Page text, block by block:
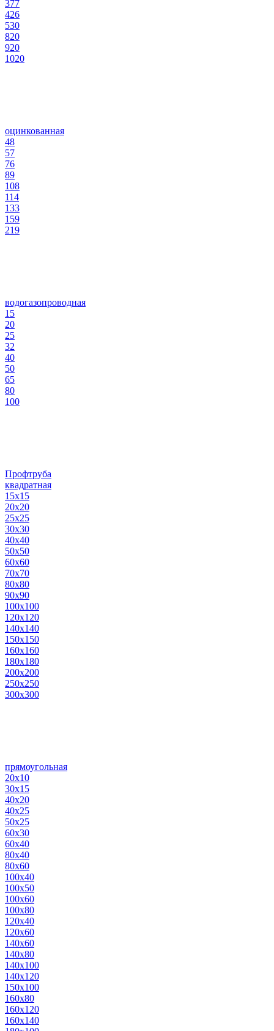
377
426
530
820
920
1020
оцинкованная
48
57
76
89
108
114
133
159
219
водогазопроводная
15
20
25
32
40
50
65
80
100
Профтруба
квадратная
15х15
20х20
25х25
30х30
40х40
50х50
60х60
70х70
80х80
90х90
100х100
120х120
140х140
150х150
160х160
180х180
200х200
250х250
300х300
прямоугольная
20х10
30х15
40х20
40х25
50х25
60х30
60х40
80х40
80х60
100х40
100х50
100х60
100х80
120х40
120х60
140х60
140х80
140х100
140х120
150х100
160х80
160х120
160х140